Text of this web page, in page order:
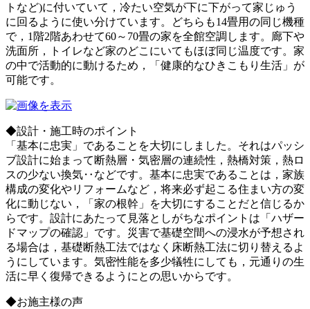
トなど)に付いていて，冷たい空気が下に下がって家じゅう
に回るように使い分けています。どちらも14畳用の同じ機種
で，1階2階あわせて60～70畳の家を全館空調します。廊下や
洗面所，トイレなど家のどこにいてもほぼ同じ温度です。家
の中で活動的に動けるため，「健康的なひきこもり生活」が
可能です。
◆設計・施工時のポイント
「基本に忠実」であることを大切にしました。それはパッシ
ブ設計に始まって断熱層・気密層の連続性，熱橋対策，熱ロ
スの少ない換気‥などです。基本に忠実であることは，家族
構成の変化やリフォームなど，将来必ず起こる住まい方の変
化に動じない，「家の根幹」を大切にすることだと信じるか
らです。設計にあたって見落としがちなポイントは「ハザー
ドマップの確認」です。災害で基礎空間への浸水が予想され
る場合は，基礎断熱工法ではなく床断熱工法に切り替えるよ
うにしています。気密性能を多少犠牲にしても，元通りの生
活に早く復帰できるようにとの思いからです。
◆お施主様の声